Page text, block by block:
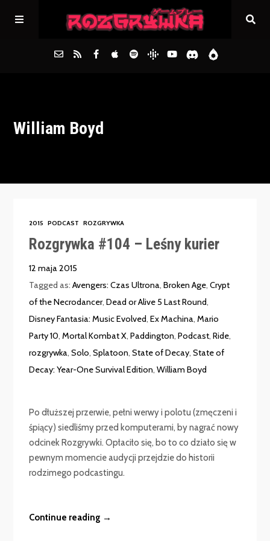
Archiwum
William Boyd
2015 PODCAST ROZGRYWKA
Rozgrywka #104 – Leśny kurier
12 maja 2015
Tagged as:Avengers: Czas Ultrona,Broken Age,Crypt
of the Necrodancer,Dead or Alive 5 Last Round,
Disney Fantasia: Music Evolved,Ex Machina,Mario
Party 10,Mortal Kombat X,Paddington,Podcast,Ride,
rozgrywka,Solo,Splatoon,State of Decay,State of
Decay: Year-One Survival Edition,William Boyd
Po dłuższej przerwie, pełni werwy i polotu (zmęczeni i
śpiący) siedliśmy przed komputerami, by nagrać nowy
odcinek Rozgrywki. Opłaciło się, bo to co działo się w
pewnym momencie audycji przejdzie do historii
rodzimego podcastingu.
Continue reading →